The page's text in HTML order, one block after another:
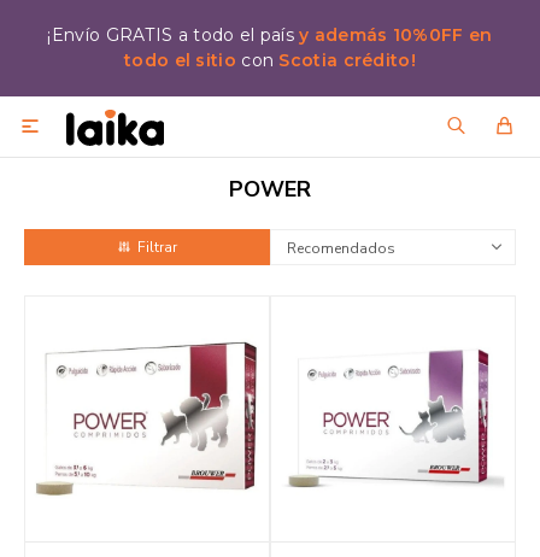
¡Envío GRATIS a todo el paísy además 10%0FF en
todo el sitio con Scotia crédito!

POWER
Recomendados